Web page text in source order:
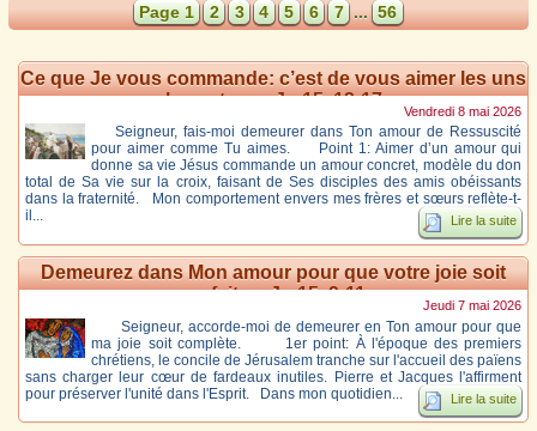
Page 1 2 3 4 5 6 7 ... 56
Ce que Je vous commande: c’est de vous aimer les uns
les autres – Jn 15, 12-17
Vendredi 8 mai 2026
Seigneur, fais-moi demeurer dans Ton amour de Ressuscité
pour aimer comme Tu aimes. Point 1: Aimer d’un amour qui
donne sa vie Jésus commande un amour concret, modèle du don
total de Sa vie sur la croix, faisant de Ses disciples des amis obéissants
dans la fraternité. Mon comportement envers mes frères et sœurs reflète-t-
il...
Lire la suite
Demeurez dans Mon amour pour que votre joie soit
parfaite – Jn 15, 9-11
Jeudi 7 mai 2026
Seigneur, accorde-moi de demeurer en Ton amour pour que
ma joie soit complète. 1er point: À l'époque des premiers
chrétiens, le concile de Jérusalem tranche sur l'accueil des païens
sans charger leur cœur de fardeaux inutiles. Pierre et Jacques l'affirment
pour préserver l'unité dans l'Esprit. Dans mon quotidien...
Lire la suite